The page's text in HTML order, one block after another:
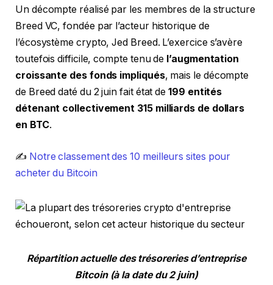
Un décompte réalisé par les membres de la structure
Breed VC, fondée par l’acteur historique de
l’écosystème crypto, Jed Breed. L’exercice s’avère
toutefois difficile, compte tenu de l’augmentation
croissante des fonds impliqués, mais le décompte
de Breed daté du 2 juin fait état de199 entités
détenant collectivement 315 milliards de dollars
en BTC.
✍️ Notre classement des 10 meilleurs sites pour
acheter du Bitcoin
Répartition actuelle des trésoreries d’entreprise
Bitcoin (à la date du 2 juin)